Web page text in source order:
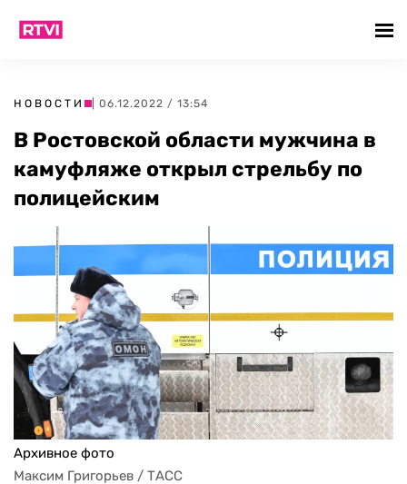
НОВОСТИ | 06.12.2022 / 13:54
В Ростовской области мужчина в
камуфляже открыл стрельбу по
полицейским
Архивное фото
Максим Григорьев / ТАСС